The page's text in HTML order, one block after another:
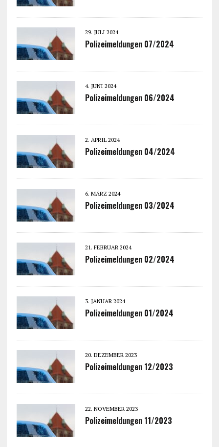
29. JULI 2024
Polizeimeldungen 07/2024
4. JUNI 2024
Polizeimeldungen 06/2024
2. APRIL 2024
Polizeimeldungen 04/2024
6. MÄRZ 2024
Polizeimeldungen 03/2024
21. FEBRUAR 2024
Polizeimeldungen 02/2024
3. JANUAR 2024
Polizeimeldungen 01/2024
20. DEZEMBER 2023
Polizeimeldungen 12/2023
22. NOVEMBER 2023
Polizeimeldungen 11/2023